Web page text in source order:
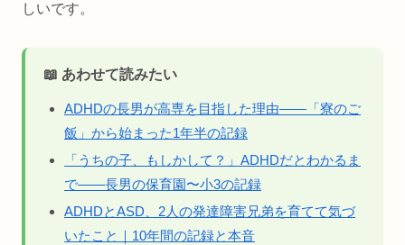
しいです。
📖 あわせて読みたい
ADHDの長男が高専を目指した理由——「寮のご
飯」から始まった1年半の記録
「うちの子、もしかして？」ADHDだとわかるま
で——長男の保育園〜小3の記録
ADHDとASD、2人の発達障害兄弟を育てて気づ
いたこと｜10年間の記録と本音